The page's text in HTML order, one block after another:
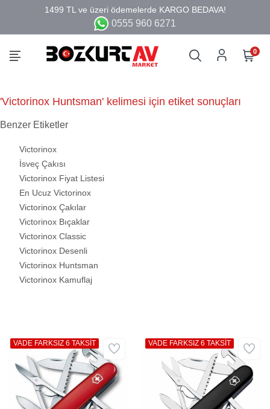
0555 960 6271
0
'Victorinox Huntsman' kelimesi için etiket sonuçları
Benzer Etiketler
Victorinox
İsveç Çakısı
Victorinox Fiyat Listesi
En Ucuz Victorinox
Victorinox Çakılar
Victorinox Bıçaklar
Victorinox Classic
Victorinox Desenli
Victorinox Huntsman
Victorinox Kamuflaj
VADE FARKSIZ 6 TAKSİT VADE FARKSIZ 6 TAKSİT